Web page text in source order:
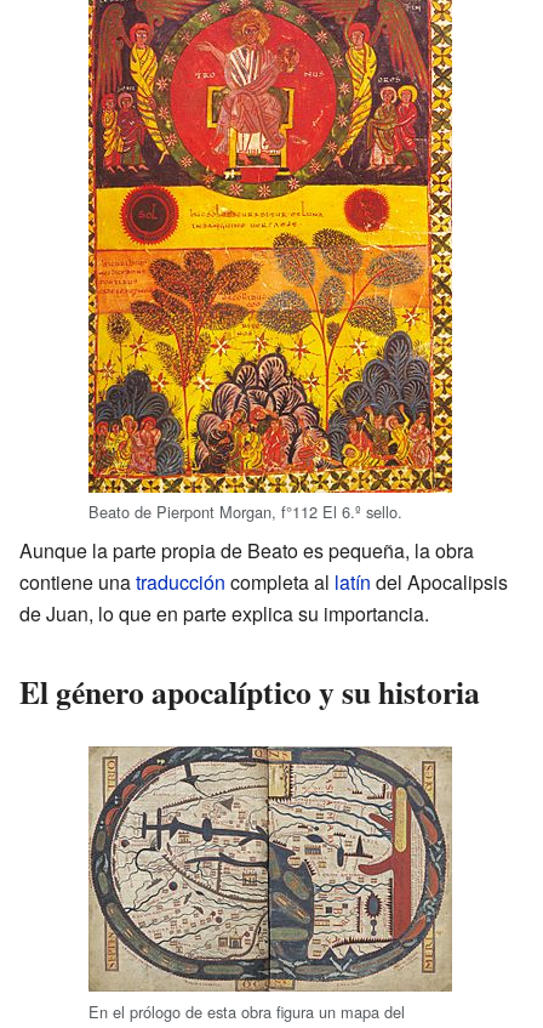
Beato de Pierpont Morgan, f°112 El 6.º sello.
Aunque la parte propia de Beato es pequeña, la obra
contiene unatraducción completa al latín del Apocalipsis
de Juan, lo que en parte explica su importancia.
El género apocalíptico y su historia
En el prólogo de esta obra figura un mapa del